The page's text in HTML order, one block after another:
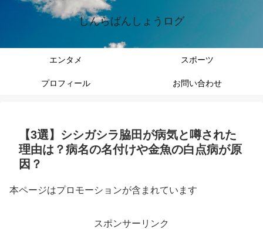
しんらばんしょうログ
エンタメ スポーツ
プロフィール お問い合わせ
【3選】シシガシラ脇田が病気と噂された
理由は？病名の名付けや金魚の白点病が原
因？
本ページはプロモーションが含まれています
スポンサーリンク